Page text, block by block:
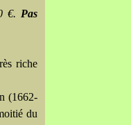
€. Pas
riche
(1662-
du